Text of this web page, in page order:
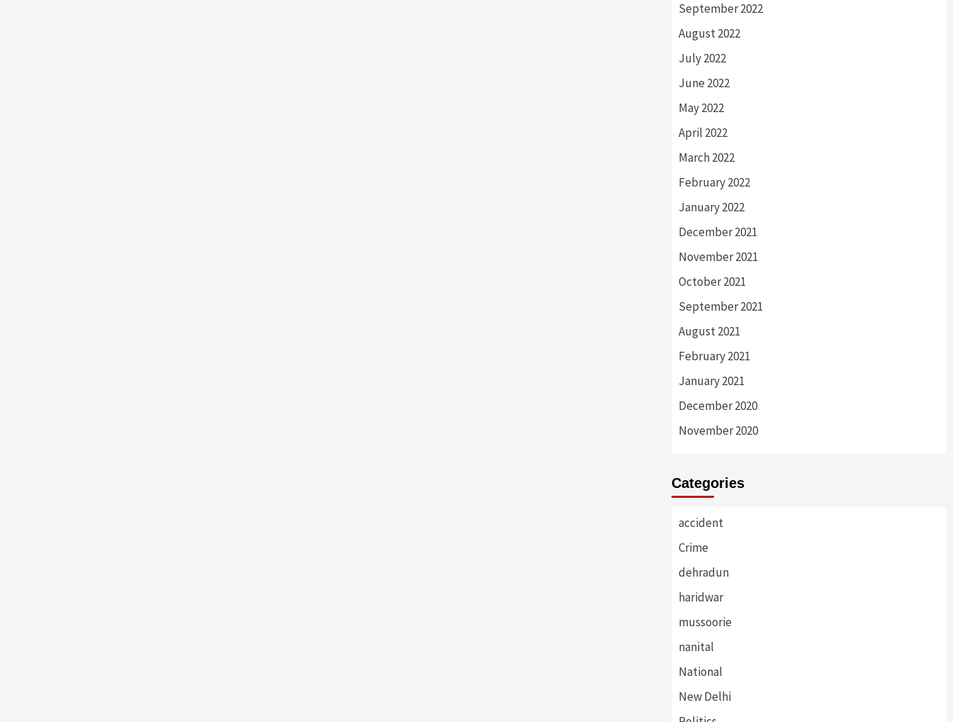
September 2022
August 2022
July 2022
June 2022
May 2022
April 2022
March 2022
February 2022
January 2022
December 2021
November 2021
October 2021
September 2021
August 2021
February 2021
January 2021
December 2020
November 2020
Categories
accident
Crime
dehradun
haridwar
mussoorie
nanital
National
New Delhi